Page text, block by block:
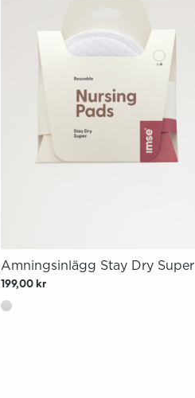
Amningsinlägg Stay Dry Super
199,00 kr